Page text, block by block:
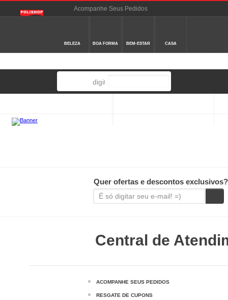
Acompanhe Seus Pedidos
Central de Atendimento
Nossas Lojas
Cartão Polishop
BELEZA BOA FORMA BEM-ESTAR CASA
ELETRO
Quer ofertas e descontos exclusivos?
Central de
ACOMPANHE SEUS PEDIDOS
RESGATE DE CUPONS